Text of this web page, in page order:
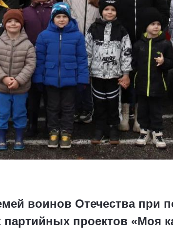
воинов Отечества при
проектов «Моя